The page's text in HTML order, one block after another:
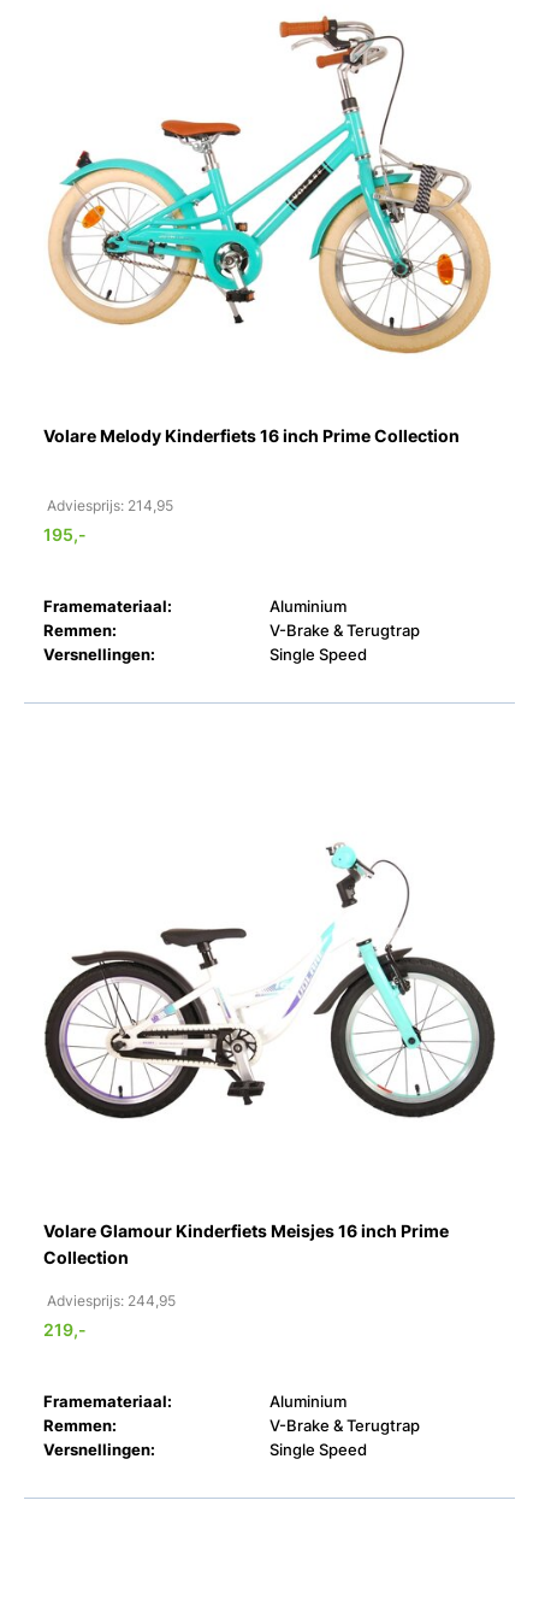
Volare Melody Kinderfiets 16 inch Prime Collection
Adviesprijs: 214,95
195,-
Framemateriaal:
Aluminium
Remmen:
V-Brake & Terugtrap
Versnellingen:
Single Speed
Volare Glamour Kinderfiets Meisjes 16 inch Prime
Collection
Adviesprijs: 244,95
219,-
Framemateriaal:
Aluminium
Remmen:
V-Brake & Terugtrap
Versnellingen:
Single Speed